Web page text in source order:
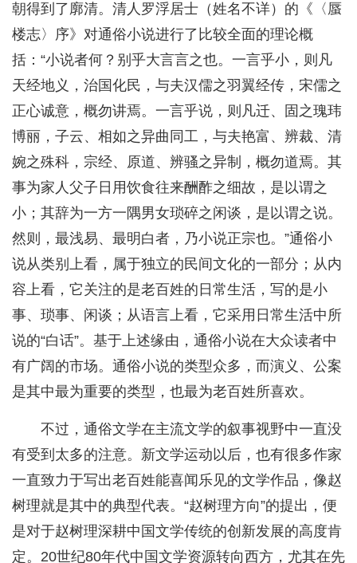
朝得到了廓清。清人罗浮居士（姓名不详）的《〈蜃
楼志〉序》对通俗小说进行了比较全面的理论概
括：“小说者何？别乎大言言之也。一言乎小，则凡
天经地义，治国化民，与夫汉儒之羽翼经传，宋儒之
正心诚意，概勿讲焉。一言乎说，则凡迁、固之瑰玮
博丽，子云、相如之异曲同工，与夫艳富、辨裁、清
婉之殊科，宗经、原道、辨骚之异制，概勿道焉。其
事为家人父子日用饮食往来酬酢之细故，是以谓之
小；其辞为一方一隅男女琐碎之闲谈，是以谓之说。
然则，最浅易、最明白者，乃小说正宗也。”通俗小
说从类别上看，属于独立的民间文化的一部分；从内
容上看，它关注的是老百姓的日常生活，写的是小
事、琐事、闲谈；从语言上看，它采用日常生活中所
说的“白话”。基于上述缘由，通俗小说在大众读者中
有广阔的市场。通俗小说的类型众多，而演义、公案
是其中最为重要的类型，也最为老百姓所喜欢。
不过，通俗文学在主流文学的叙事视野中一直没
有受到太多的注意。新文学运动以后，也有很多作家
一直致力于写出老百姓能喜闻乐见的文学作品，像赵
树理就是其中的典型代表。“赵树理方向”的提出，便
是对于赵树理深耕中国文学传统的创新发展的高度肯
定。20世纪80年代中国文学资源转向西方，尤其在先